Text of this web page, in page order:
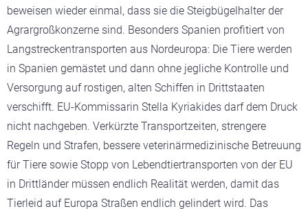
beweisen wieder einmal, dass sie die Steigbügelhalter der
Agrargroßkonzerne sind. Besonders Spanien profitiert von
Langstreckentransporten aus Nordeuropa: Die Tiere werden
in Spanien gemästet und dann ohne jegliche Kontrolle und
Versorgung auf rostigen, alten Schiffen in Drittstaaten
verschifft. EU-Kommissarin Stella Kyriakides darf dem Druck
nicht nachgeben. Verkürzte Transportzeiten, strengere
Regeln und Strafen, bessere veterinärmedizinische Betreuung
für Tiere sowie Stopp von Lebendtiertransporten von der EU
in Drittländer müssen endlich Realität werden, damit das
Tierleid auf Europa Straßen endlich gelindert wird. Das